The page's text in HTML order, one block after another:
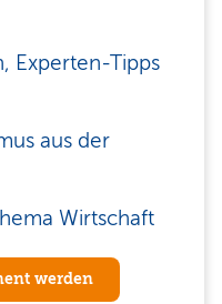
Experten-Tipps
aus der
Wirtschaft
werden